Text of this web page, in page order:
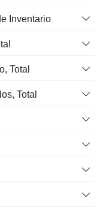
Inventario
Total
Total